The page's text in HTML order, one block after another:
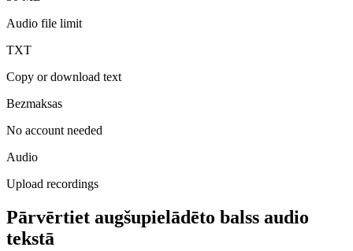
Audio file limit
TXT
Copy or download text
Bezmaksas
No account needed
Audio
Upload recordings
Pārvērtiet augšupielādēto balss audio
tekstā